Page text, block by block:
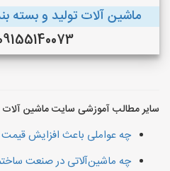
ماشین آلات توليد و بسته
09155140073
سایر مطالب آموزشی سایت ماشین
چه عواملی باعث افزایش
چه ماشین‌آلاتی در صنعت